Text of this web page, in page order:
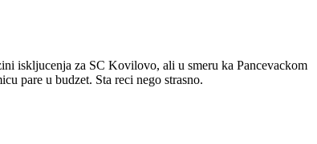
iskljucenja za SC Kovilovo, ali u smeru ka Pancevackom
pare u budzet. Sta reci nego strasno.